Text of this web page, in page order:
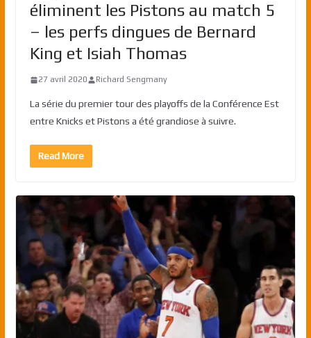
éliminent les Pistons au match 5
– les perfs dingues de Bernard
King et Isiah Thomas
27 avril 2020 Richard Sengmany
La série du premier tour des playoffs de la Conférence Est
entre Knicks et Pistons a été grandiose à suivre.
Read More